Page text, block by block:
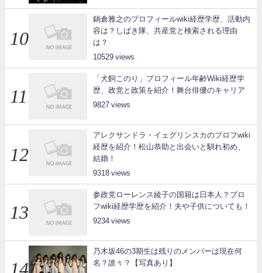
鍋倉雅之のプロフィールwiki経歴学歴、活動内
容は？しばき隊、共産党と検索される理由
は？
10529
「犬飼このり」プロフィール年齢Wiki経歴学
歴、政党と政策を紹介！舞台俳優のキャリア
9827
アレクサンドラ・イェグリンスカのプロフwiki
経歴を紹介！松山恭助と出会いと馴れ初め、
結婚！
9318
参政党ローレンス綾子の国籍は日本人？プロ
フwiki経歴学歴を紹介！夫や子供についても！
9234
乃木坂46の3期生は残りのメンバーは現在何
名？誰々？【写真あり】